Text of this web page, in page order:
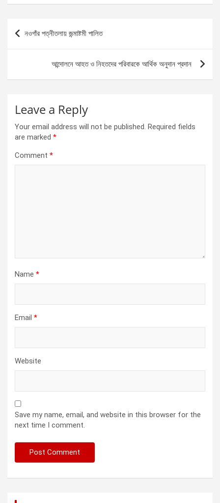
ce
b
o
se
n
g
er
at
s
A
p
p
ar
e
Post
navigation
নওগাঁর পত্নীতলায় জন্মাষ্টমী পালিত
আন্দোলনে আহত ও নিহতদের পরিবারকে আর্থিক অনুদান প্রদান
Leave a Reply
Your email address will not be published. Required fields
are marked *
Comment *
Name *
Email *
Website
Save my name, email, and website in this browser for the
next time I comment.